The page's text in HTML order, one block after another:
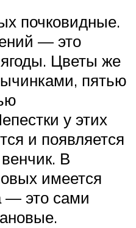
почковидные.
— это
Цветы же
пятью
у этих
и появляется
В
имеется
— это сами